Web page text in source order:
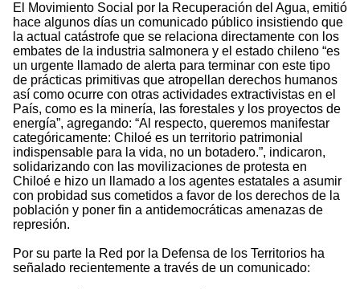
El Movimiento Social por la Recuperación del Agua, emitió
hace algunos días un comunicado público insistiendo que
la actual catástrofe que se relaciona directamente con los
embates de la industria salmonera y el estado chileno “es
un urgente llamado de alerta para terminar con este tipo
de prácticas primitivas que atropellan derechos humanos
así como ocurre con otras actividades extractivistas en el
País, como es la minería, las forestales y los proyectos de
energía”, agregando: “Al respecto, queremos manifestar
categóricamente: Chiloé es un territorio patrimonial
indispensable para la vida, no un botadero.”, indicaron,
solidarizando con las movilizaciones de protesta en
Chiloé e hizo un llamado a los agentes estatales a asumir
con probidad sus cometidos a favor de los derechos de la
población y poner fin a antidemocráticas amenazas de
represión.
Por su parte la Red por la Defensa de los Territorios ha
señalado recientemente a través de un comunicado: